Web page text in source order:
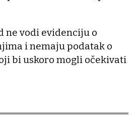
ne vodi evidenciju o
i nemaju podatak o
bi uskoro mogli očekivati